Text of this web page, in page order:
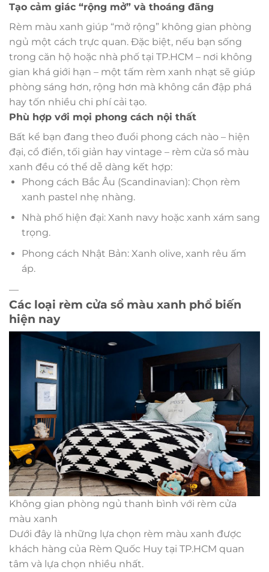
Tạo cảm giác “rộng mở” và thoáng đãng
Rèm màu xanh giúp “mở rộng” không gian phòng
ngủ một cách trực quan. Đặc biệt, nếu bạn sống
trong căn hộ hoặc nhà phố tại TP.HCM – nơi không
gian khá giới hạn – một tấm rèm xanh nhạt sẽ giúp
phòng sáng hơn, rộng hơn mà không cần đập phá
hay tốn nhiều chi phí cải tạo.
Phù hợp với mọi phong cách nội thất
Bất kể bạn đang theo đuổi phong cách nào – hiện
đại, cổ điển, tối giản hay vintage – rèm cửa sổ màu
xanh đều có thể dễ dàng kết hợp:
Phong cách Bắc Âu (Scandinavian): Chọn rèm
xanh pastel nhẹ nhàng.
Nhà phố hiện đại: Xanh navy hoặc xanh xám sang
trọng.
Phong cách Nhật Bản: Xanh olive, xanh rêu ấm
áp.
—
Các loại rèm cửa sổ màu xanh phổ biến
hiện nay
Không gian phòng ngủ thanh bình với rèm cửa
màu xanh
Dưới đây là những lựa chọn rèm màu xanh được
khách hàng của Rèm Quốc Huy tại TP.HCM quan
tâm và lựa chọn nhiều nhất.